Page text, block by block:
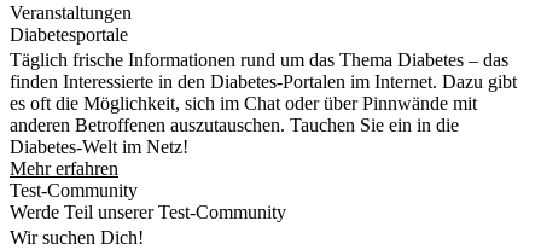
Veranstaltungen
Diabetesportale
Täglich frische Informationen rund um das Thema Diabetes – das
finden Interessierte in den Diabetes-Portalen im Internet. Dazu gibt
es oft die Möglichkeit, sich im Chat oder über Pinnwände mit
anderen Betroffenen auszutauschen. Tauchen Sie ein in die
Diabetes-Welt im Netz!
Mehr erfahren
Test-Community
Werde Teil unserer Test-Community
Wir suchen Dich!